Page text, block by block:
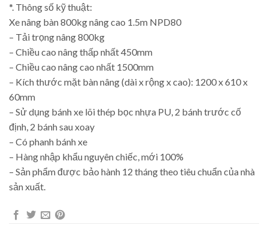
*. Thông số kỹ thuật:
Xe nâng bàn 800kg nâng cao 1.5m NPD80
– Tải trọng nâng 800kg
– Chiều cao nâng thấp nhất 450mm
– Chiều cao nâng cao nhất 1500mm
– Kích thước mặt bàn nâng (dài x rộng x cao): 1200 x 610 x
60mm
– Sử dụng bánh xe lõi thép bọc nhựa PU, 2 bánh trước cố
định, 2 bánh sau xoay
– Có phanh bánh xe
– Hàng nhập khẩu nguyên chiếc, mới 100%
– Sản phẩm được bảo hành 12 tháng theo tiêu chuẩn của nhà
sản xuất.